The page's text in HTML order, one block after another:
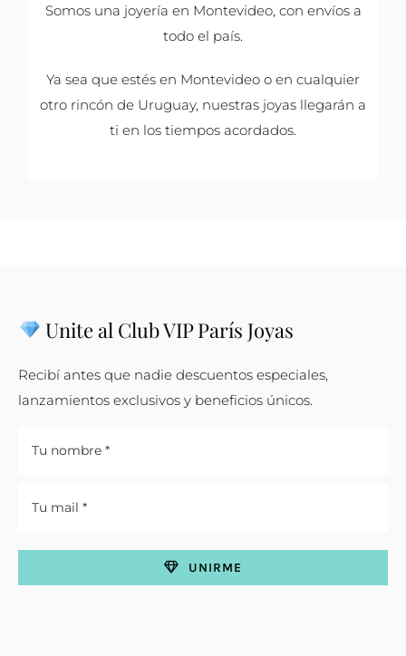
Somos una joyería en Montevideo, con envíos a
todo el país.
Ya sea que estés en Montevideo o en cualquier
otro rincón de Uruguay, nuestras joyas llegarán a
ti en los tiempos acordados.
Unite al Club VIP París Joyas
Recibí antes que nadie descuentos especiales,
lanzamientos exclusivos y beneficios únicos.
UNIRME